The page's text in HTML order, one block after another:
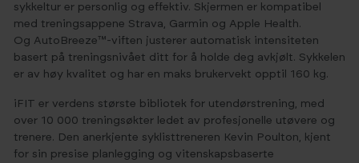
sykkeltur er personlig og effektiv. Skjermen er kompatibel
med treningsappene Strava, Garmin og Apple Health.
Og AutoBreeze™-viften justerer automatisk intensiteten
basert på treningsnivået ditt for å holde deg avkjølt.​ Sykkelen
er av høy kvalitet og har en maks brukervekt opptil 160 kg.
iFIT er verdens største bibliotek for utendørstrening, med
over 10 000 treningsøkter ledet av profesjonelle utøvere og
trenere. Den anerkjente syklisttreneren Kevin Poulton, kjent
for sin presise planlegging og vitenskapsbaserte